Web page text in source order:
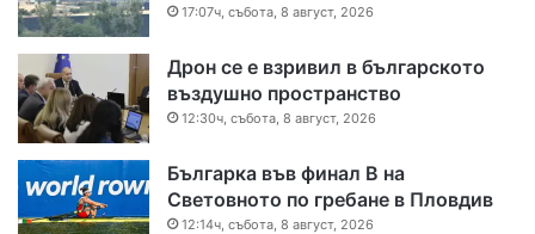
17:07ч, събота, 8 август, 2026
Дрон се е взривил в българското
въздушно пространство
12:30ч, събота, 8 август, 2026
Българка във финал B на
Световното по гребане в Пловдив
12:14ч, събота, 8 август, 2026